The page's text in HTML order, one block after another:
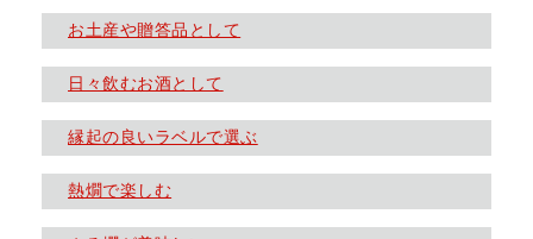
お土産や贈答品として
日々飲むお酒として
縁起の良いラベルで選ぶ
熱燗で楽しむ